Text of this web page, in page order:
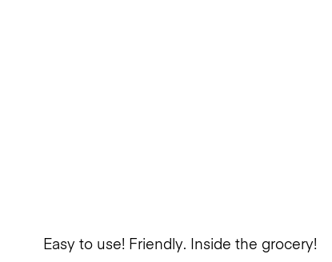
Easy to use! Friendly. Inside the grocery!